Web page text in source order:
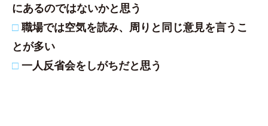
にあるのではないかと思う
□ 職場では空気を読み、周りと同じ意見を言うこ
とが多い
□ 一人反省会をしがちだと思う